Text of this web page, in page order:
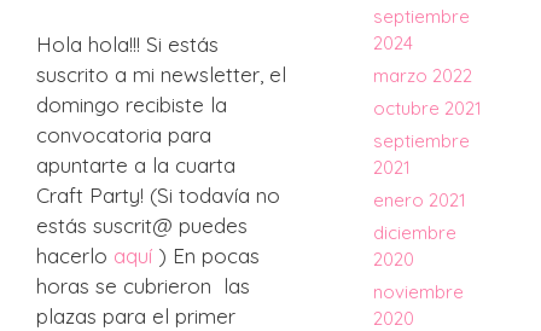
Hola hola!!! Si estás
suscrito a mi newsletter, el
domingo recibiste la
convocatoria para
apuntarte a la cuarta
Craft Party! (Si todavía no
estás suscrit@ puedes
hacerlo aquí ) En pocas
horas se cubrieron las
plazas para el primer
septiembre
2024
marzo 2022
octubre 2021
septiembre
2021
enero 2021
diciembre
2020
noviembre
2020